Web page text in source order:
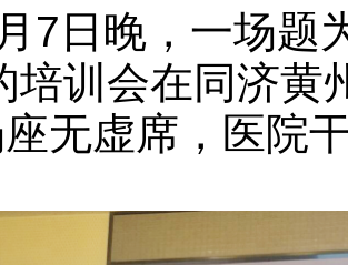
7日晚，一场题
培训会在同济
无虚席，医院